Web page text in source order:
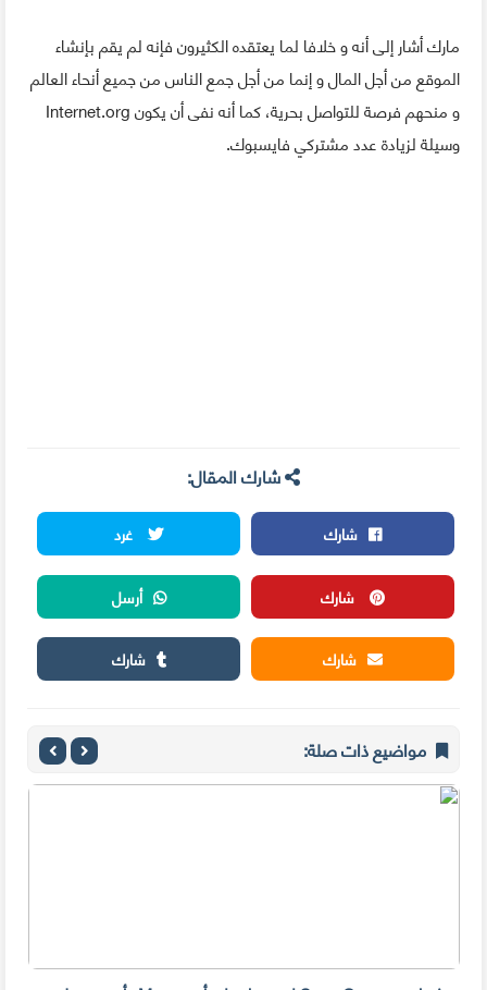
مارك أشار إلى أنه و خلافا لما يعتقده الكثيرون فإنه لم يقم بإنشاء
الموقع من أجل المال و إنما من أجل جمع الناس من جميع أنحاء العالم
و منحهم فرصة للتواصل بحرية، كما أنه نفى أن يكون Internet.org
وسيلة لزيادة عدد مشتركي فايسبوك.
شارك المقال:
شارك
غرد
شارك
أرسل
شارك
شارك
مواضيع ذات صلة: